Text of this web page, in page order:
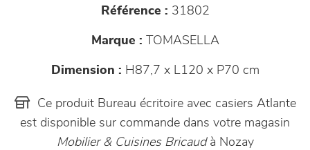
Référence : 31802
Marque : TOMASELLA
Dimension : H87,7 x L120 x P70 cm
Ce produit Bureau écritoire avec casiers Atlante
est disponible sur commande dans votre magasin
Mobilier & Cuisines Bricaudà Nozay